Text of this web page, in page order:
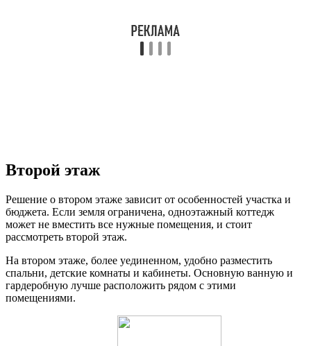
Второй этаж
Решение о втором этаже зависит от особенностей участка и
бюджета. Если земля ограничена, одноэтажный коттедж
может не вместить все нужные помещения, и стоит
рассмотреть второй этаж.
На втором этаже, более уединенном, удобно разместить
спальни, детские комнаты и кабинеты. Основную ванную и
гардеробную лучше расположить рядом с этими
помещениями.